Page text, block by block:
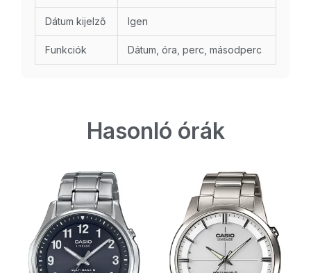
Dátum kijelző Igen
Funkciók Dátum, óra, perc, másodperc
Hasonló órák